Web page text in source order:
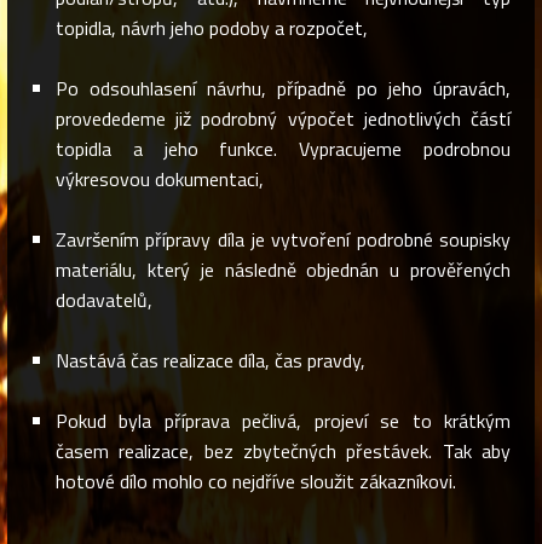
topidla, návrh jeho podoby a rozpočet,
Po odsouhlasení návrhu, případně po jeho úpravách,
provededeme již podrobný výpočet jednotlivých částí
topidla a jeho funkce. Vypracujeme podrobnou
výkresovou dokumentaci,
Završením přípravy díla je vytvoření podrobné soupisky
materiálu, který je následně objednán u prověřených
dodavatelů,
Nastává čas realizace díla, čas pravdy,
Pokud byla příprava pečlivá, projeví se to krátkým
časem realizace, bez zbytečných přestávek. Tak aby
hotové dílo mohlo co nejdříve sloužit zákazníkovi.